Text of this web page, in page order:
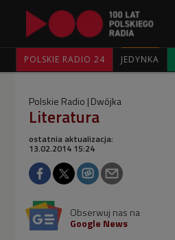
POLSKIE RADIO 24 JEDYNKA
Polskie Radio Dwójka
Literatura
ostatnia aktualizacja:
13.02.2014 15:24
Obserwuj nas na
Google News